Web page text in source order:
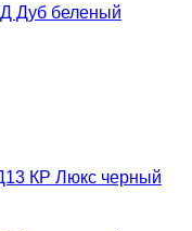
Дуб беленый